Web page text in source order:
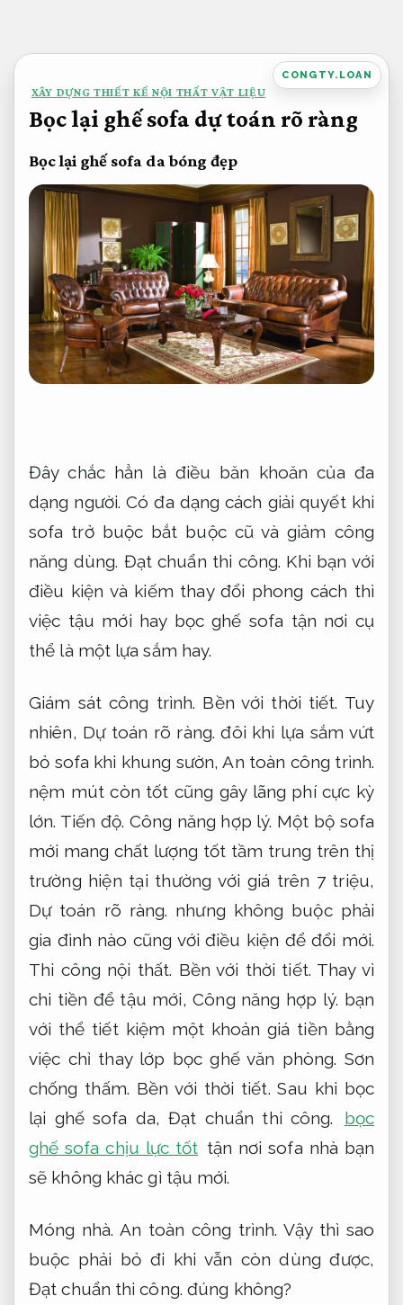
nội
dung
CONGTY.LOAN
XÂY DỰNG THIẾT KẾ NỘI THẤT VẬT LIỆU
Bọc lại ghế sofa dự toán rõ ràng
Bọc lại ghế sofa da bóng đẹp
Đây chắc hẳn là điều băn khoăn của đa
dạng người. Có đa dạng cách giải quyết khi
sofa trở buộc bắt buộc cũ và giảm công
năng dùng. Đạt chuẩn thi công. Khi bạn với
điều kiện và kiếm thay đổi phong cách thì
việc tậu mới hay bọc ghế sofa tận nơi cụ
thể là một lựa sắm hay.
Giám sát công trình. Bền với thời tiết. Tuy
nhiên, Dự toán rõ ràng. đôi khi lựa sắm vứt
bỏ sofa khi khung sườn,An toàn công trình.
nệm mút còn tốt cũng gây lãng phí cực kỳ
lớn. Tiến độ. Công năng hợp lý. Một bộ sofa
mới mang chất lượng tốt tầm trung trên thị
trường hiện tại thường với giá trên 7 triệu,
Dự toán rõ ràng. nhưng không buộc phải
gia đình nào cũng với điều kiện để đổi mới.
Thi công nội thất. Bền với thời tiết. Thay vì
chi tiền để tậu mới,Công năng hợp lý. bạn
với thể tiết kiệm một khoản giá tiền bằng
việc chỉ thay lớp bọc ghế văn phòng. Sơn
chống thấm. Bền với thời tiết. Sau khi bọc
lại ghế sofa da,Đạt chuẩn thi công.
bọc
ghế sofa chịu lực tốt tận nơi sofa nhà bạn
sẽ không khác gì tậu mới.
Móng nhà. An toàn công trình. Vậy thì sao
buộc phải bỏ đi khi vẫn còn dùng được,
Đạt chuẩn thi công. đúng không?